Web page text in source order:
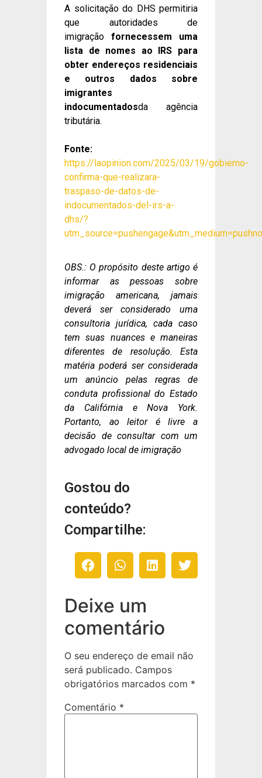
A solicitação do DHS permitiria
que autoridades de
imigração fornecessem uma
lista de nomes ao IRS para
obter endereços residenciais
e outros dados sobre
imigrantes
indocumentadosda agência
tributária.
Fonte:
https://laopinion.com/2025/03/19/gobierno-
confirma-que-realizara-
traspaso-de-datos-de-
indocumentados-del-irs-a-
dhs/?
OBS.: O propósito deste artigo é
informar as pessoas sobre
imigração americana, jamais
deverá ser considerado uma
consultoria jurídica, cada caso
tem suas nuances e maneiras
diferentes de resolução. Esta
matéria poderá ser considerada
um anúncio pelas regras de
conduta profissional do Estado
da Califórnia e Nova York.
Portanto, ao leitor é livre a
decisão de consultar com um
advogado local de imigração
Gostou do
conteúdo?
Compartilhe:
Deixe um
comentário
O seu endereço de email não
será publicado. Campos
obrigatórios marcados com *
Comentário *